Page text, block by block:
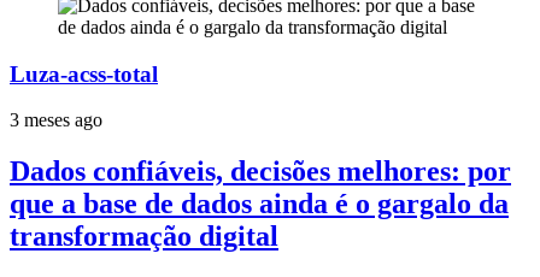
Luza-acss-total
3 meses ago
Dados confiáveis, decisões melhores: por
que a base de dados ainda é o gargalo da
transformação digital